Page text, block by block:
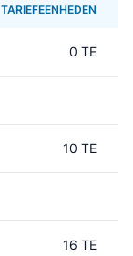
TARIEFEENHEDEN
0 TE
10 TE
16 TE